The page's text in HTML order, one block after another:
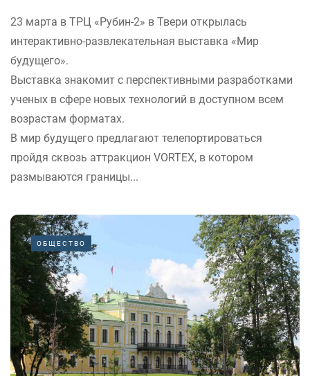
23 марта в ТРЦ «Рубин-2» в Твери открылась
интерактивно-развлекательная выставка «Мир
будущего».
Выставка знакомит с перспективными разработками
ученых в сфере новых технологий в доступном всем
возрастам форматах.
В мир будущего предлагают телепортироваться
пройдя сквозь аттракцион VORTEX, в котором
размываются границы...
ОБЩЕСТВО